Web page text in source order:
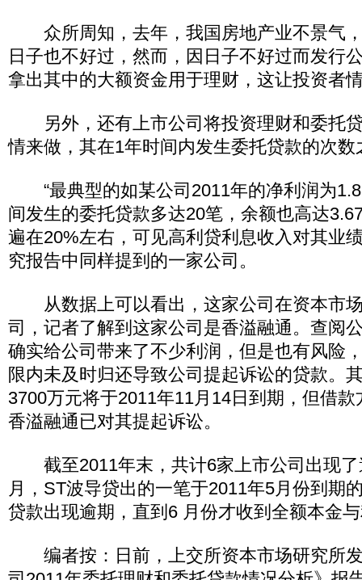
众所周知，去年，我国房地产业不景气
日子也不好过，然而，因日子不好过而发行
拿出其中的大额资金用于理财，这让投资者
另外，还有上市公司将投资理财和委托
情来做，其在1年时间内发生委托贷款的次数
“最典型的如某公司2011年的净利润为
间发生的委托贷款多达20笔，余额也高达
遍在20%左右，可见高利贷利息收入对其业
究报告中同样提到的一家公司。
从数据上可以看出，这家公司在资本市
司，记者了解到这家公司是香溢融通。查阅
确实给公司带来了不少利润，但是也有风险
限内未及时归还导致公司提起诉讼的贷款。
3700万元将于2011年11月14日到期，但借
香溢融通已对其提起诉讼。
截至2011年末，共计6家上市公司出现了
月，ST波导贷出的一笔于2011年5月份到期
贷款出现逾期，直到6 月份才收到全额本金
编者按：日前，上交所资本市场研究所